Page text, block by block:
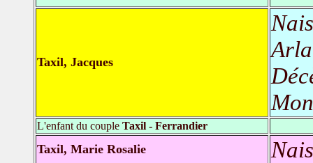
Taxil, Jacques
L'enfant du couple Taxil - Ferrandier
Taxil, Marie Rosalie